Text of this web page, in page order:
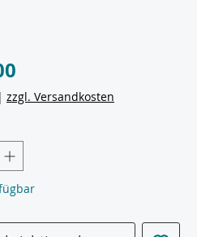
| zzgl. Versandkosten